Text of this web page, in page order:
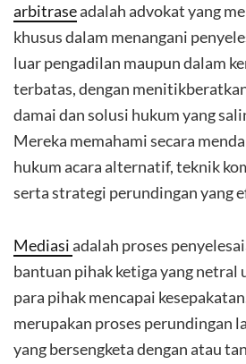
arbitraseadalah advokat yang
khusus dalam menangani
luar pengadilan maupun dalam
terbatas, dengan
damai dan solusi hukum yang
Mereka memahami secara
hukum acara alternatif, teknik
serta strategi perundingan yang
Mediasiadalah proses
bantuan pihak ketiga yang netral
para pihak mencapai
merupakan proses perundingan
yang bersengketa dengan atau